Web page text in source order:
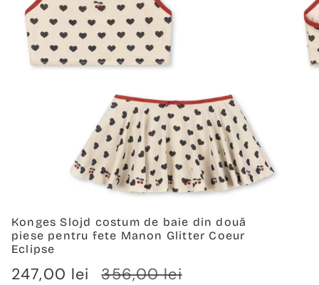
Konges Slojd costum de baie din două
piese pentru fete Manon Glitter Coeur
Eclipse
Verkaufspreis
247,00 lei
Regulärer
356,00 lei